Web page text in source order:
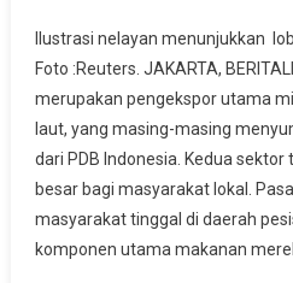
Ilustrasi nelayan menunjukkan
Foto :Reuters. JAKARTA,
merupakan pengekspor utama
laut, yang masing-masing
dari PDB Indonesia. Kedua
besar bagi masyarakat lokal.
masyarakat tinggal di daerah
komponen utama makanan